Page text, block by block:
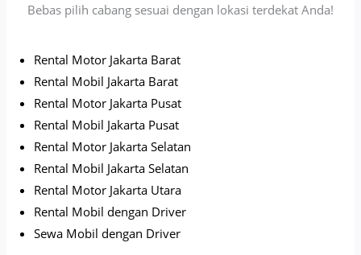
Bebas pilih cabang sesuai dengan lokasi terdekat Anda!
Rental Motor Jakarta Barat
Rental Mobil Jakarta Barat
Rental Motor Jakarta Pusat
Rental Mobil Jakarta Pusat
Rental Motor Jakarta Selatan
Rental Mobil Jakarta Selatan
Rental Motor Jakarta Utara
Rental Mobil dengan Driver
Sewa Mobil dengan Driver